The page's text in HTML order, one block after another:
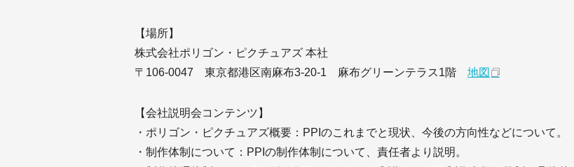
【場所】
株式会社ポリゴン・ピクチュアズ 本社
〒106-0047 東京都港区南麻布3-20-1 麻布グリーンテラス1階 地図
【会社説明会コンテンツ】
・ポリゴン・ピクチュアズ概要：PPIのこれまでと現状、今後の方向性などについて。
・制作体制について：PPIの制作体制について、責任者より説明。